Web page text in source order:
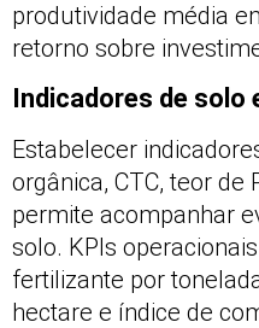
produtividade média
retorno sobre
Indicadores de solo
Estabelecer
orgânica, CTC, teor de
permite acompanhar
solo. KPIs
fertilizante por
hectare e índice de